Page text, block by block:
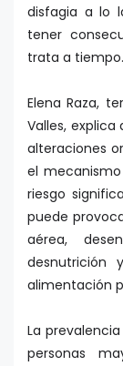
disfagia a lo
tener
trata a tiempo.
Elena Raza,
Valles,
alteraciones
el
riesgo
puede
aérea,
desnutrición
alimentación
La
personas